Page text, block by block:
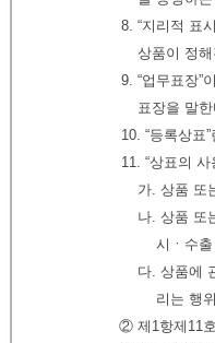
8. “지리적 표
상품이 정
9. “업무표장”
표장을 말
10. “등록상표
11. “상표의
가. 상품 또
나. 상품 또
시ㆍ수
다. 상품에
리는 행
② 제1항제11